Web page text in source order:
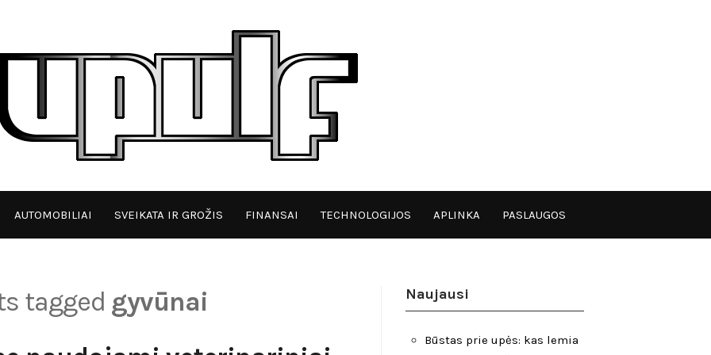
AUTOMOBILIAI SVEIKATA IR GROŽIS FINANSAI TECHNOLOGIJOS APLINKA PASLAUGOS
tagged gyvūnai
Naujausi
Būstas prie upės: kas lemia